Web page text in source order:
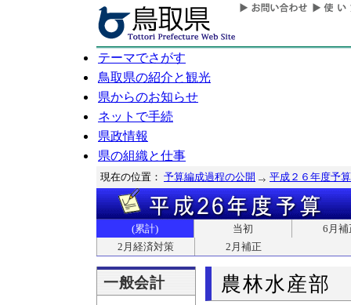
テーマでさがす
鳥取県の紹介と観光
県からのお知らせ
ネットで手続
県政情報
県の組織と仕事
現在の位置： 予算編成過程の公開 平成２６年度予算
(累計) 当初
6月補
2月経済対策
2月補正
一般会計 農林水産部